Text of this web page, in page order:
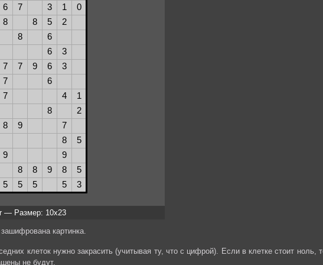
— Размер: 10x23
картинка.
клеток нужно закрасить (учитывая ту, что с цифрой). Если в клетке стоит ноль,
не будут.